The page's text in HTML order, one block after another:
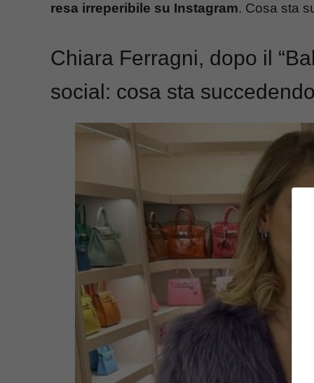
resa irreperibile su Instagram. Cosa sta
Chiara Ferragni, dopo il
social: cosa sta